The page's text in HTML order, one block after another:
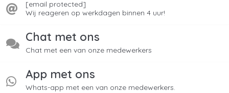
[email protected]
Wij reageren op werkdagen binnen 4 uur!
Chat met ons
Chat met een van onze medewerkers
App met ons
Whats-app met een van onze medewerkers.